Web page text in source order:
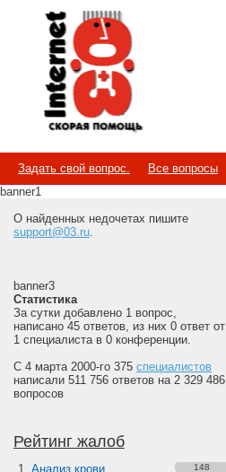
Internet
Скорая помощь
Задать свой вопрос. Все вопросы
banner1
О найденных недочетах пишите
support@03.ru.
banner3
Статистика
За сутки добавлено 1 вопрос,
написано 45 ответов, из них 0 ответ от
1 специалиста в 0 конференции.
С 4 марта 2000-го 375 специалистов
написали 511 756 ответов на 2 329 486
вопросов
Рейтинг жалоб
Анализ крови 148